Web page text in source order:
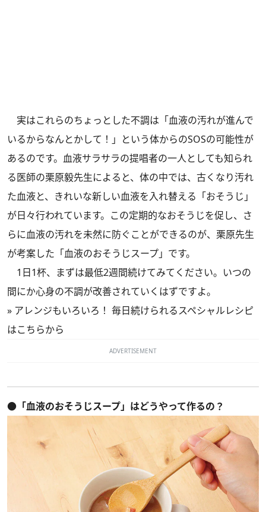
実はこれらのちょっとした不調は「血液の汚れが進んで
いるからなんとかして！」という体からのSOSの可能性が
あるのです。血液サラサラの提唱者の一人としても知られ
る医師の栗原毅先生によると、体の中では、古くなり汚れ
た血液と、きれいな新しい血液を入れ替える「おそうじ」
が日々行われています。この定期的なおそうじを促し、さ
らに血液の汚れを未然に防ぐことができるのが、栗原先生
が考案した「血液のおそうじスープ」です。
1日1杯、まずは最低2週間続けてみてください。いつの
間にか心身の不調が改善されていくはずですよ。
» アレンジもいろいろ！ 毎日続けられるスペシャルレシピ
はこちらから
ADVERTISEMENT
●「血液のおそうじスープ」はどうやって作るの？